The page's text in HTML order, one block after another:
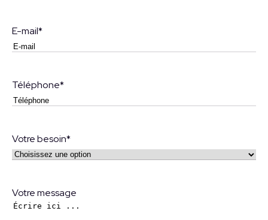
E-mail*
Téléphone*
Votre besoin*
Votre message